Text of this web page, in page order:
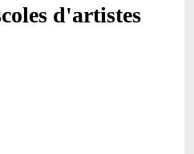
d'artistes